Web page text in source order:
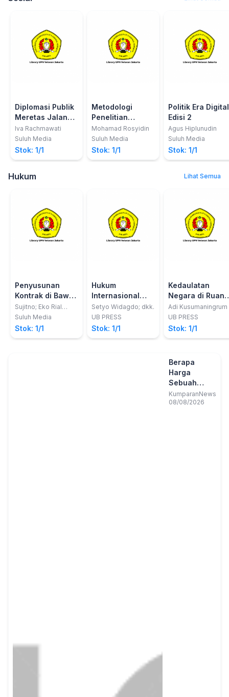
Diplomasi Publik
Meretas Jalan
Bagi Harmoni
dalam Hubungan
Antarnegara
Edisi 2
Iva Rachmawati
Suluh Media
Stok: 1/1
Metodologi
Penelitian
Hubungan
Internasional
Edisi 2
Mohamad Rosyidin
Suluh Media
Stok: 1/1
Politik Era Digital
Edisi 2
Agus Hiplunudin
Suluh Media
Stok: 1/1
Hukum Lihat Semua
Penyusunan
Kontrak di Bawah
Tangan
Sujitno; Eko Rial
Nugroho
Suluh Media
Stok: 1/1
Hukum
Internasional
dalam Dinamika
Hubungan
Internasional
Setyo Widagdo; dkk.
UB PRESS
Stok: 1/1
Kedaulatan
Negara di Ruang
Udara dan
Perkembangan
Angkutan Udara
Internasional
Adi Kusumaningrum
UB PRESS
Stok: 1/1
Berapa
Harga
Sebuah
Kebaikan?
KumparanNews
08/08/2026